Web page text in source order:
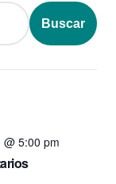
Buscar
5:00 pm